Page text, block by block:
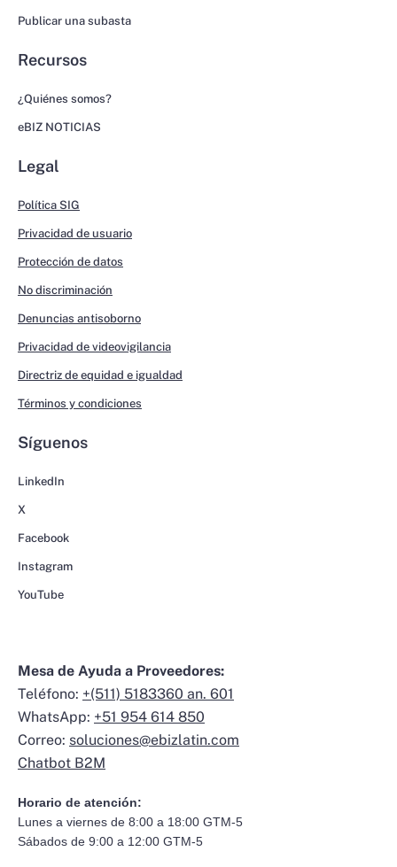
Publicar una subasta
Recursos
¿Quiénes somos?
eBIZ NOTICIAS
Legal
Política SIG
Privacidad de usuario
Protección de datos
No discriminación
Denuncias antisoborno
Privacidad de videovigilancia
Directriz de equidad e igualdad
Términos y condiciones
Síguenos
LinkedIn
X
Facebook
Instagram
YouTube
Mesa de Ayuda a Proveedores:
Teléfono: +(511) 5183360 an. 601
WhatsApp: +51 954 614 850
Correo: soluciones@ebizlatin.com
Chatbot B2M
Horario de atención:
Lunes a viernes de 8:00 a 18:00 GTM-5
Sábados de 9:00 a 12:00 GTM-5